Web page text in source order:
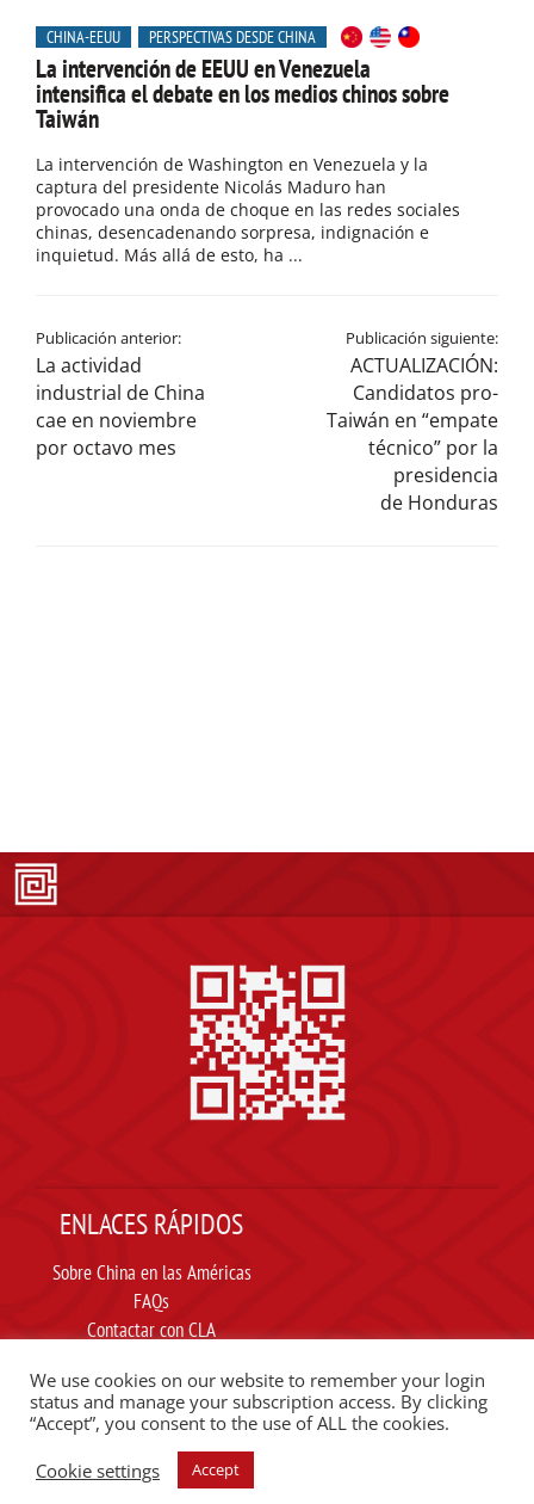
CHINA-EEUU PERSPECTIVAS DESDE CHINA
La intervención de EEUU en Venezuela
intensifica el debate en los medios chinos sobre
Taiwán
La intervención de Washington en Venezuela y la
captura del presidente Nicolás Maduro han
provocado una onda de choque en las redes sociales
chinas, desencadenando sorpresa, indignación e
inquietud. Más allá de esto, ha ...
Publicación anterior:
La actividad
industrial de China
cae en noviembre
por octavo mes
Publicación siguiente:
ACTUALIZACIÓN:
Candidatos pro-
Taiwán en “empate
técnico” por la
presidencia
de Honduras
ENLACES RÁPIDOS
Sobre China en las Américas
FAQs
Contactar con CLA
Carta ética
SIGUE A CLA EN REDES SOCIALES
We use cookies on our website to remember your login
status and manage your subscription access. By clicking
“Accept”, you consent to the use of ALL the cookies.
Cookie settings
Accept